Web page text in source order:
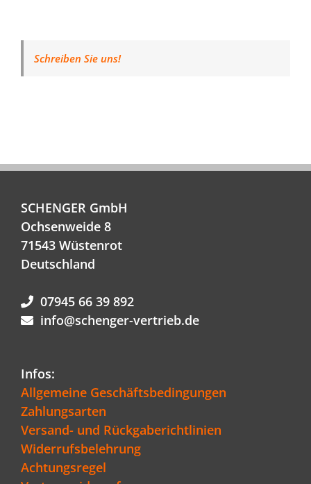
Schreiben Sie uns!
SCHENGER GmbH
Ochsenweide 8
71543 Wüstenrot
Deutschland
07945 66 39 892
info@schenger-vertrieb.de
Infos:
Allgemeine Geschäftsbedingungen
Zahlungsarten
Versand- und Rückgaberichtlinien
Widerrufsbelehrung
Achtungsregel